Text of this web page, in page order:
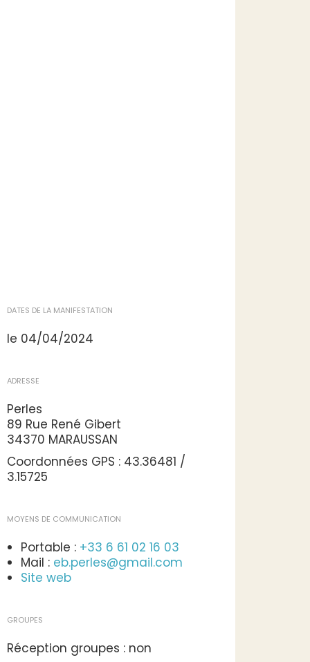
DATES DE LA MANIFESTATION
le 04/04/2024
ADRESSE
Perles
89 Rue René Gibert
34370 MARAUSSAN
Coordonnées GPS : 43.36481 /
3.15725
MOYENS DE COMMUNICATION
Portable : +33 6 61 02 16 03
Mail : eb.perles@gmail.com
Site web
GROUPES
Réception groupes : non